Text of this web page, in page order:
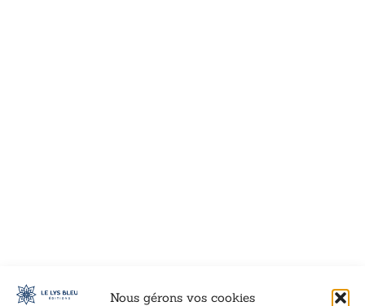
Nous gérons vos cookies